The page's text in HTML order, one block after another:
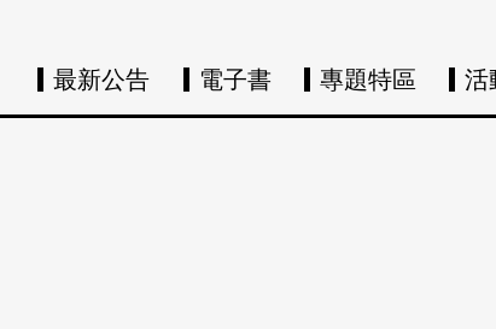
最新公告 電子書 專題特區 活